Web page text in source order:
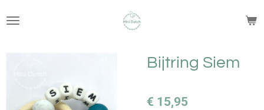
direct
Bijtring Siem
€ 15,95